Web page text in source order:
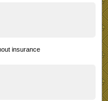
insurance